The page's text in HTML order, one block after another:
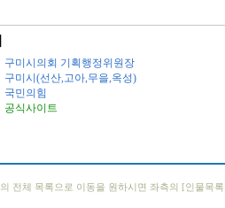
구미시의회 기획행정위원장
구미시(선산,고아,무을,옥성)
국민의힘
공식사이트
전체 목록으로 이동을 원하시면 좌측의 [인물목